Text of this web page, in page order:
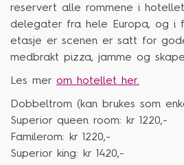
reservert alle rommene i
delegater fra hele Europa, og i
etasje er scenen er satt for
medbrakt pizza, jamme og
Les mer om hotellet her.
Dobbeltrom (kan brukes som
Superior queen room: kr 1220,-
Familerom: kr 1220,-
Superior king: kr 1420,-